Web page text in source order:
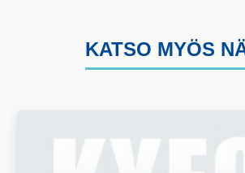
KATSO MYÖS